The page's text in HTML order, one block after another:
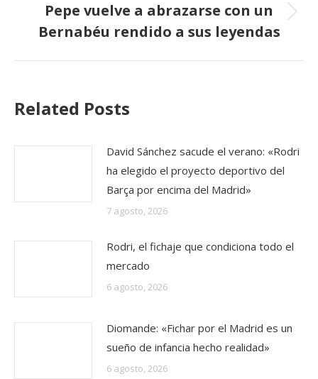
Publicación
siguiente:
Pepe vuelve a abrazarse con un
Bernabéu rendido a sus leyendas
Related Posts
David Sánchez sacude el verano: «Rodri
ha elegido el proyecto deportivo del
Barça por encima del Madrid»
7 agosto, 2026
Rodri, el fichaje que condiciona todo el
mercado
6 agosto, 2026
Diomande: «Fichar por el Madrid es un
sueño de infancia hecho realidad»
6 agosto, 2026